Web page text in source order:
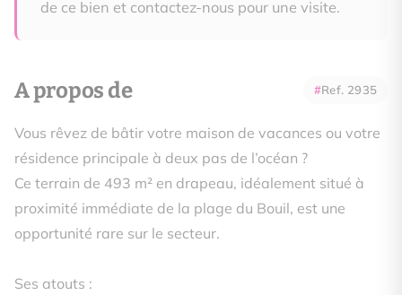
de ce bien et contactez-nous pour une visite.
A propos de Ref. 2935
Vous rêvez de bâtir votre maison de vacances ou votre
résidence principale à deux pas de l’océan ?
Ce terrain de 493 m² en drapeau, idéalement situé à
proximité immédiate de la plage du Bouil, est une
opportunité rare sur le secteur.
Ses atouts :